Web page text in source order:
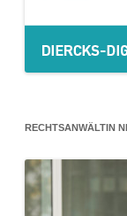
RECHTSANWÄLTIN